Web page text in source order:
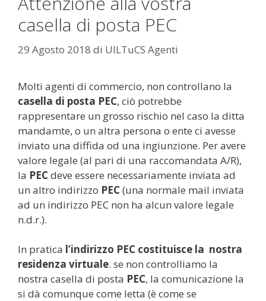
casella di posta PEC
29 Agosto 2018 di UILTuCS Agenti
Molti agenti di commercio, non controllano la
casella di posta PEC, ciò potrebbe
rappresentare un grosso rischio nel caso la ditta
mandamte, o un altra persona o ente ci avesse
inviato una diffida od una ingiunzione. Per avere
valore legale (al pari di una raccomandata A/R),
la PECdeve essere necessariamente inviata ad
un altro indirizzo PEC(una normale mail inviata
ad un indirizzo PEC non ha alcun valore legale
n.d.r.).
In pratica l’indirizzo PEC costituisce la nostra
residenza virtuale. se non controlliamo la
nostra casella di posta PEC, la comunicazione la
si dà comunque come letta (è come se